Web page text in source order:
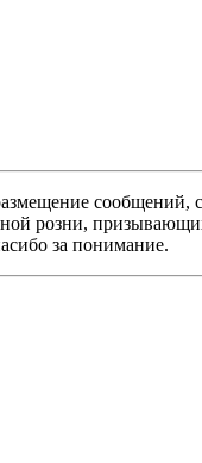
розни,
за понимание.